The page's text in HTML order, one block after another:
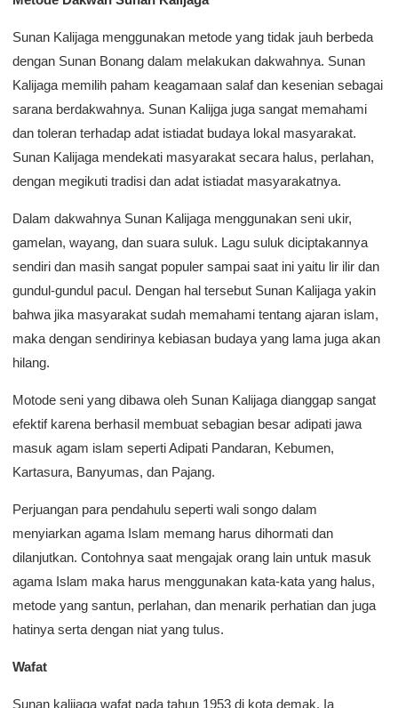
Sunan Kalijaga menggunakan metode yang tidak jauh berbeda
dengan Sunan Bonang dalam melakukan dakwahnya. Sunan
Kalijaga memilih paham keagamaan salaf dan kesenian sebagai
sarana berdakwahnya. Sunan Kalijga juga sangat memahami
dan toleran terhadap adat istiadat budaya lokal masyarakat.
Sunan Kalijaga mendekati masyarakat secara halus, perlahan,
dengan megikuti tradisi dan adat istiadat masyarakatnya.
Dalam dakwahnya Sunan Kalijaga menggunakan seni ukir,
gamelan, wayang, dan suara suluk. Lagu suluk diciptakannya
sendiri dan masih sangat populer sampai saat ini yaitu lir ilir dan
gundul-gundul pacul. Dengan hal tersebut Sunan Kalijaga yakin
bahwa jika masyarakat sudah memahami tentang ajaran islam,
maka dengan sendirinya kebiasan budaya yang lama juga akan
hilang.
Motode seni yang dibawa oleh Sunan Kalijaga dianggap sangat
efektif karena berhasil membuat sebagian besar adipati jawa
masuk agam islam seperti Adipati Pandaran, Kebumen,
Kartasura, Banyumas, dan Pajang.
Perjuangan para pendahulu seperti wali songo dalam
menyiarkan agama Islam memang harus dihormati dan
dilanjutkan. Contohnya saat mengajak orang lain untuk masuk
agama Islam maka harus menggunakan kata-kata yang halus,
metode yang santun, perlahan, dan menarik perhatian dan juga
hatinya serta dengan niat yang tulus.
Wafat
Sunan kalijaga wafat pada tahun 1953 di kota demak. Ia